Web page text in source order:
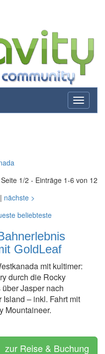
toggle
Seite 1/2 - Einträge 1-6 von 12
| nächste >
beliebteste
GoldLeaf
mit kultimer:
durch die Rocky
Jasper nach
Island – inkl. Fahrt mit
Mountaineer.
zur Reise & Buchung